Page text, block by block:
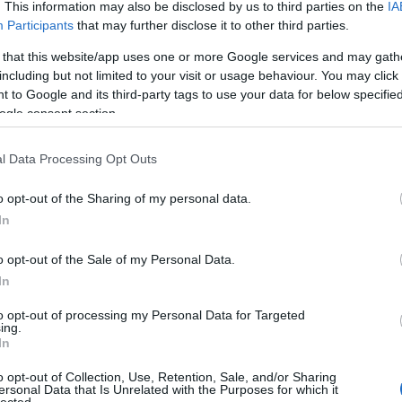
This information may also be disclosed by us to third parties on the
Participants that may further disclose it to other third parties.
this website/app uses one or more Google services and may
but not limited to your visit or usage behaviour. You may
to Google and its third-party tags to use your data for below
consent section.
Data Processing Opt Outs
opt-out of the Sharing of my personal data.
opt-out of the Sale of my Personal Data.
opt-out of processing my Personal Data for Targeted
opt-out of Collection, Use, Retention, Sale, and/or Sharing
Data that Is Unrelated with the Purposes for which it